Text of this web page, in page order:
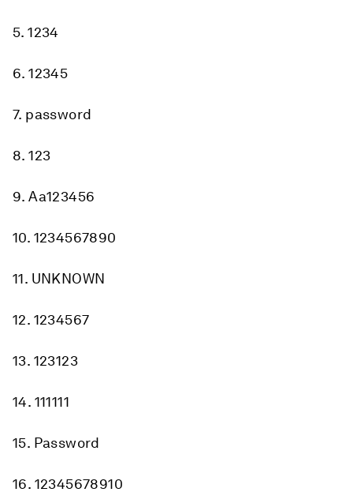
5. 1234
6. 12345
7. password
8. 123
9. Aa123456
10. 1234567890
11. UNKNOWN
12. 1234567
13. 123123
14. 111111
15. Password
16. 12345678910